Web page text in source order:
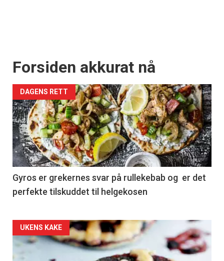
Forsiden akkurat nå
DAGENS RETT
Gyros er grekernes svar på rullekebab og er det
perfekte tilskuddet til helgekosen
Forsiden
akkurat
UKENS KAKE